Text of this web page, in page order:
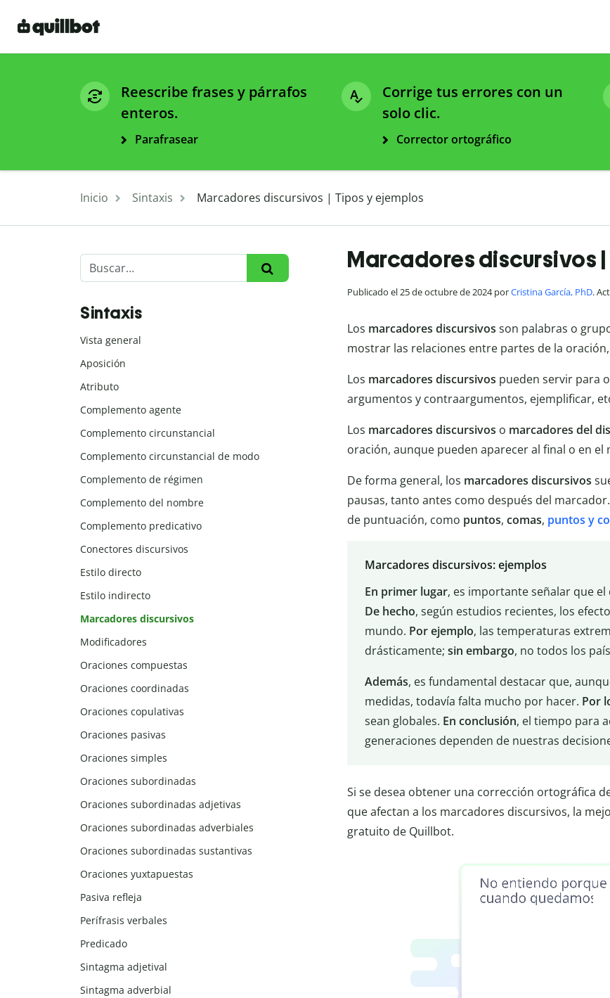
Reescribe frases y párrafos
enteros.
Parafrasear
Corrige tus errores con un
solo clic.
Corrector ortográfico
Inicio Sintaxis Marcadores discursivos | Tipos y ejemplos
Marcadores discursivos
Publicado el 25 de octubre de 2024 porCristina García, PhD.
Los marcadores discursivos son palabras o
mostrar las relaciones entre partes de la
Los marcadores discursivos pueden servir para
argumentos y contraargumentos, ejemplificar,
Los marcadores discursivos o marcadores del
oración, aunque pueden aparecer al final o en el
De forma general, los marcadores discursivos
pausas, tanto antes como después del
de puntuación, como puntos, comas, puntos y
Marcadores discursivos: ejemplos
En primer lugar, es importante señalar que
De hecho, según estudios recientes, los
mundo. Por ejemplo, las temperaturas
drásticamente; sin embargo, no todos los
Además, es fundamental destacar que,
medidas, todavía falta mucho por hacer. Por
sean globales. En conclusión, el tiempo para
generaciones dependen de nuestras
Si se desea obtener una corrección ortográfica
que afectan a los marcadores discursivos, la
gratuito de Quillbot.
Sintaxis
Vista general
Aposición
Atributo
Complemento agente
Complemento circunstancial
Complemento circunstancial de modo
Complemento de régimen
Complemento del nombre
Complemento predicativo
Conectores discursivos
Estilo directo
Estilo indirecto
Marcadores discursivos
Modificadores
Oraciones compuestas
Oraciones coordinadas
Oraciones copulativas
Oraciones pasivas
Oraciones simples
Oraciones subordinadas
Oraciones subordinadas adjetivas
Oraciones subordinadas adverbiales
Oraciones subordinadas sustantivas
Oraciones yuxtapuestas
Pasiva refleja
Perífrasis verbales
Predicado
Sintagma adjetival
Sintagma adverbial